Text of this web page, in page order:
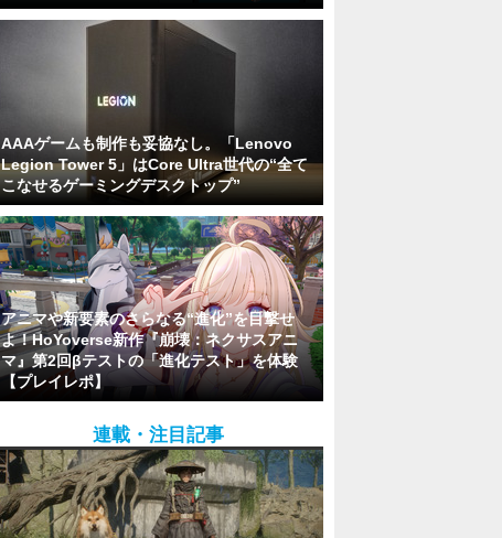
AAAゲームも制作も妥協なし。「Lenovo
Legion Tower 5」はCore Ultra世代の“全て
こなせるゲーミングデスクトップ”
アニマや新要素のさらなる“進化”を目撃せ
よ！HoYoverse新作『崩壊：ネクサスアニ
マ』第2回βテストの「進化テスト」を体験
【プレイレポ】
連載・注目記事